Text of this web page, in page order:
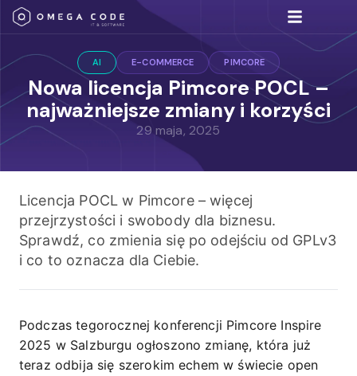
AI E-COMMERCE PIMCORE
Nowa licencja Pimcore POCL –
najważniejsze zmiany i korzyści
29 maja, 2025
Licencja POCL w Pimcore – więcej
przejrzystości i swobody dla biznesu.
Sprawdź, co zmienia się po odejściu od GPLv3
i co to oznacza dla Ciebie.
Podczas tegorocznej konferencji Pimcore Inspire
2025 w Salzburgu ogłoszono zmianę, która już
teraz odbija się szerokim echem w świecie open